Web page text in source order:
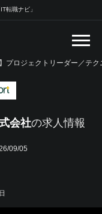
転職ナビ」
プロジェクトリーダー／テ
会社の求人情報
09/05